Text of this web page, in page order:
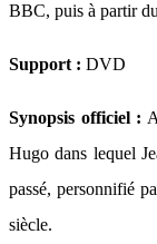
BBC, puis à partir
Support : DVD
Synopsis officiel :
Hugo dans lequel
passé, personnifié
siècle.